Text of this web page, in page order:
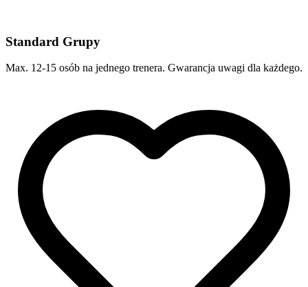
Standard Grupy
Max. 12-15 osób na jednego trenera. Gwarancja uwagi dla każdego.